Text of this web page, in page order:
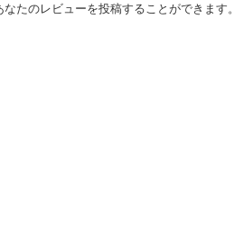
たのレビューを投稿することができます。